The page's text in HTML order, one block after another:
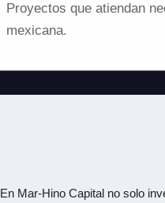
Proyectos que atiendan
mexicana.
En Mar-Hino Capital no solo